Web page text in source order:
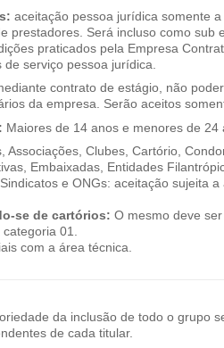
aceitação pessoa jurídica somente a
prestadores. Será incluso como sub
praticados pela Empresa
serviço pessoa jurídica.
contrato de estágio, não
da empresa. Serão aceitos
Maiores de 14 anos e menores de 24
Associações, Clubes, Cartório,
Embaixadas, Entidades
e ONGs: aceitação sujeita
se de cartórios: O mesmo deve
01.
com a área técnica.
da inclusão de todo o grupo
de cada titular.